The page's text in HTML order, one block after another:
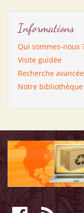
Informations
Qui sommes-nous
Visite guidée
Recherche avancée
Notre bibliothèque